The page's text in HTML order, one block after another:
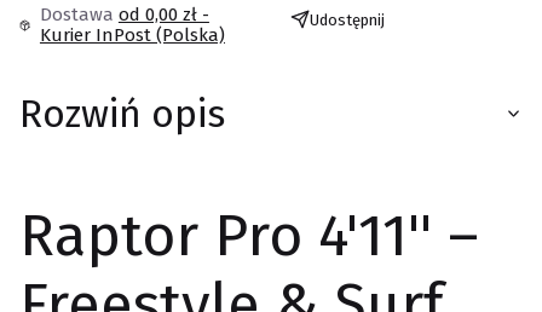
Dostawa od 0,00 zł -
Kurier InPost (Polska)
Udostępnij
Rozwiń opis
Raptor Pro 4'11'' –